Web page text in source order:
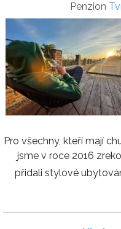
Penzion
Pro všechny, kteří mají
jsme v roce 2016
přidali stylové